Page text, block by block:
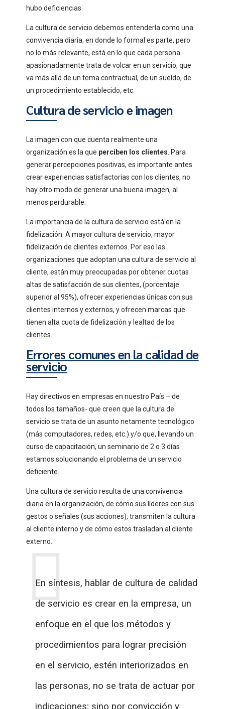
hubo deficiencias.
La cultura de servicio debemos entenderla como una
convivencia diaria, en donde lo formal es parte, pero
no lo más relevante, está en lo que cada persona
apasionadamente trata de volcar en un servicio, que
va más allá de un tema contractual, de un sueldo, de
un procedimiento establecido, etc.
Cultura de servicio e imagen
La imagen con que cuenta realmente una
organización es la que perciben los clientes. Para
generar percepciones positivas, es importante antes
crear experiencias satisfactorias con los clientes, no
hay otro modo de generar una buena imagen, al
menos perdurable.
La importancia de la cultura de servicio está en la
fidelización. A mayor cultura de servicio, mayor
fidelización de clientes externos. Por eso las
organizaciones que adoptan una cultura de servicio al
cliente, están muy preocupadas por obtener cuotas
altas de satisfacción de sus clientes, (porcentaje
superior al 95%), ofrecer experiencias únicas con sus
clientes internos y externos, y ofrecen marcas que
tienen alta cuota de fidelización y lealtad de los
clientes.
Errores comunes en la calidad de
servicio
Hay directivos en empresas en nuestro País – de
todos los tamaños- que creen que la cultura de
servicio se trata de un asunto netamente tecnológico
(más computadores, redes, etc.) y/o que, llevando un
curso de capacitación, un seminario de 2 o 3 días
estamos solucionando el problema de un servicio
deficiente.
Una cultura de servicio resulta de una convivencia
diaria en la organización, de cómo sus líderes con sus
gestos o señales (sus acciones), transmiten la cultura
al cliente interno y de cómo estos trasladan al cliente
externo.
En síntesis, hablar de cultura de calidad
de servicio es crear en la empresa, un
enfoque en el que los métodos y
procedimientos para lograr precisión
en el servicio, estén interiorizados en
las personas, no se trata de actuar por
indicaciones; sino por convicción y